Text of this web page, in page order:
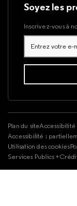
Soyez les
Inscrivez-vous à
Plan du site
Accessibilité :
Utilisation des cookies
Services Publics +